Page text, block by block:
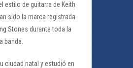
estilo de guitarra de Keith
sido la marca registrada
Stones durante toda la
banda.
ciudad natal y estudió en